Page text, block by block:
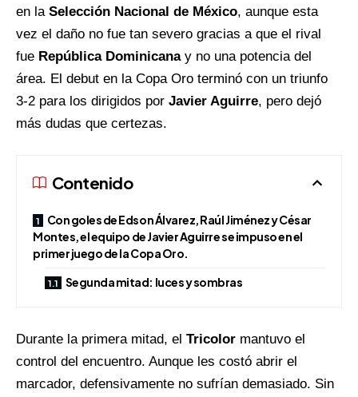
en la Selección Nacional de México, aunque esta
vez el daño no fue tan severo gracias a que el rival
fue República Dominicanay no una potencia del
área. El debut en la Copa Oro terminó con un triunfo
3-2 para los dirigidos por Javier Aguirre, pero dejó
más dudas que certezas.
Contenido
Con goles de Edson Álvarez, Raúl Jiménez y César
Montes, el equipo de Javier Aguirre se impuso en el
primer juego de la Copa Oro.
Segunda mitad: luces y sombras
Durante la primera mitad, el Tricolor mantuvo el
control del encuentro. Aunque les costó abrir el
marcador, defensivamente no sufrían demasiado. Sin